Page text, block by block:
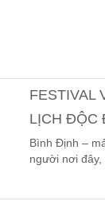
FESTIVAL
LỊCH ĐỘC
Bình Định –
người nơi đây,